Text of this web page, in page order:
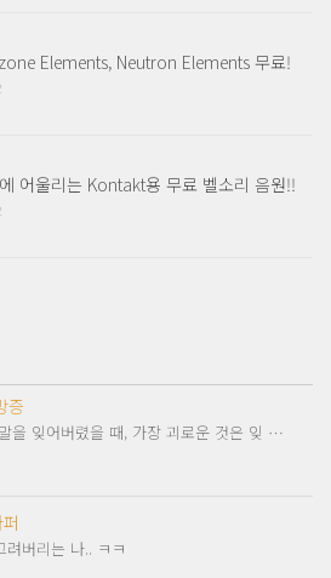
Elements, Neutron Elements 무료!
어울리는 Kontakt용 무료 벨소리 음원!!
증
을 잊어버렸을 때, 가장 괴로운 것은 잊 …
려버리는 나.. ㅋㅋ